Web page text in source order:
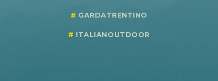
GARDATRENTINO
ITALIANOUTDOOR